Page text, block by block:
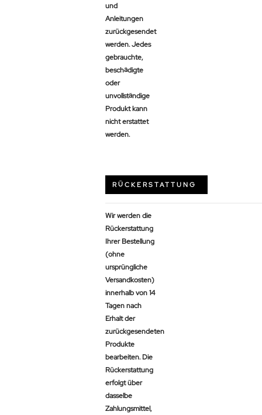
und
Anleitungen
zurückgesendet
werden. Jedes
gebrauchte,
beschädigte
oder
unvollständige
Produkt kann
nicht erstattet
werden.
RÜCKERSTATTUNG
Wir werden die
Rückerstattung
Ihrer Bestellung
(ohne
ursprüngliche
Versandkosten)
innerhalb von 14
Tagen nach
Erhalt der
zurückgesendeten
Produkte
bearbeiten. Die
Rückerstattung
erfolgt über
dasselbe
Zahlungsmittel,